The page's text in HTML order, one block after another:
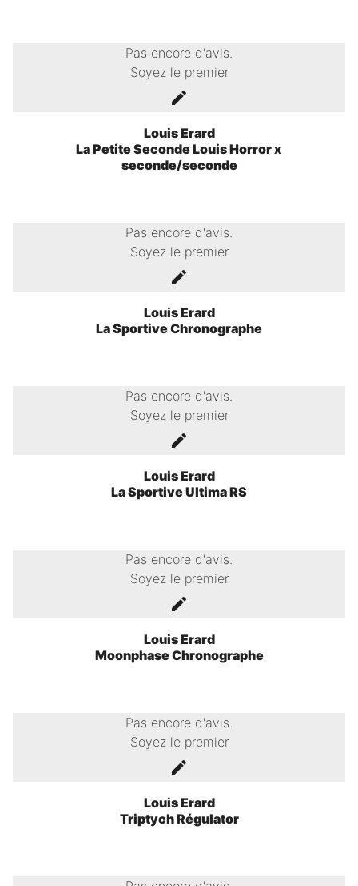
Pas encore d'avis.
Soyez le premier
Louis Erard
La Petite Seconde Louis Horror x
seconde/seconde
Pas encore d'avis.
Soyez le premier
Louis Erard
La Sportive Chronographe
Pas encore d'avis.
Soyez le premier
Louis Erard
La Sportive Ultima RS
Pas encore d'avis.
Soyez le premier
Louis Erard
Moonphase Chronographe
Pas encore d'avis.
Soyez le premier
Louis Erard
Triptych Régulator